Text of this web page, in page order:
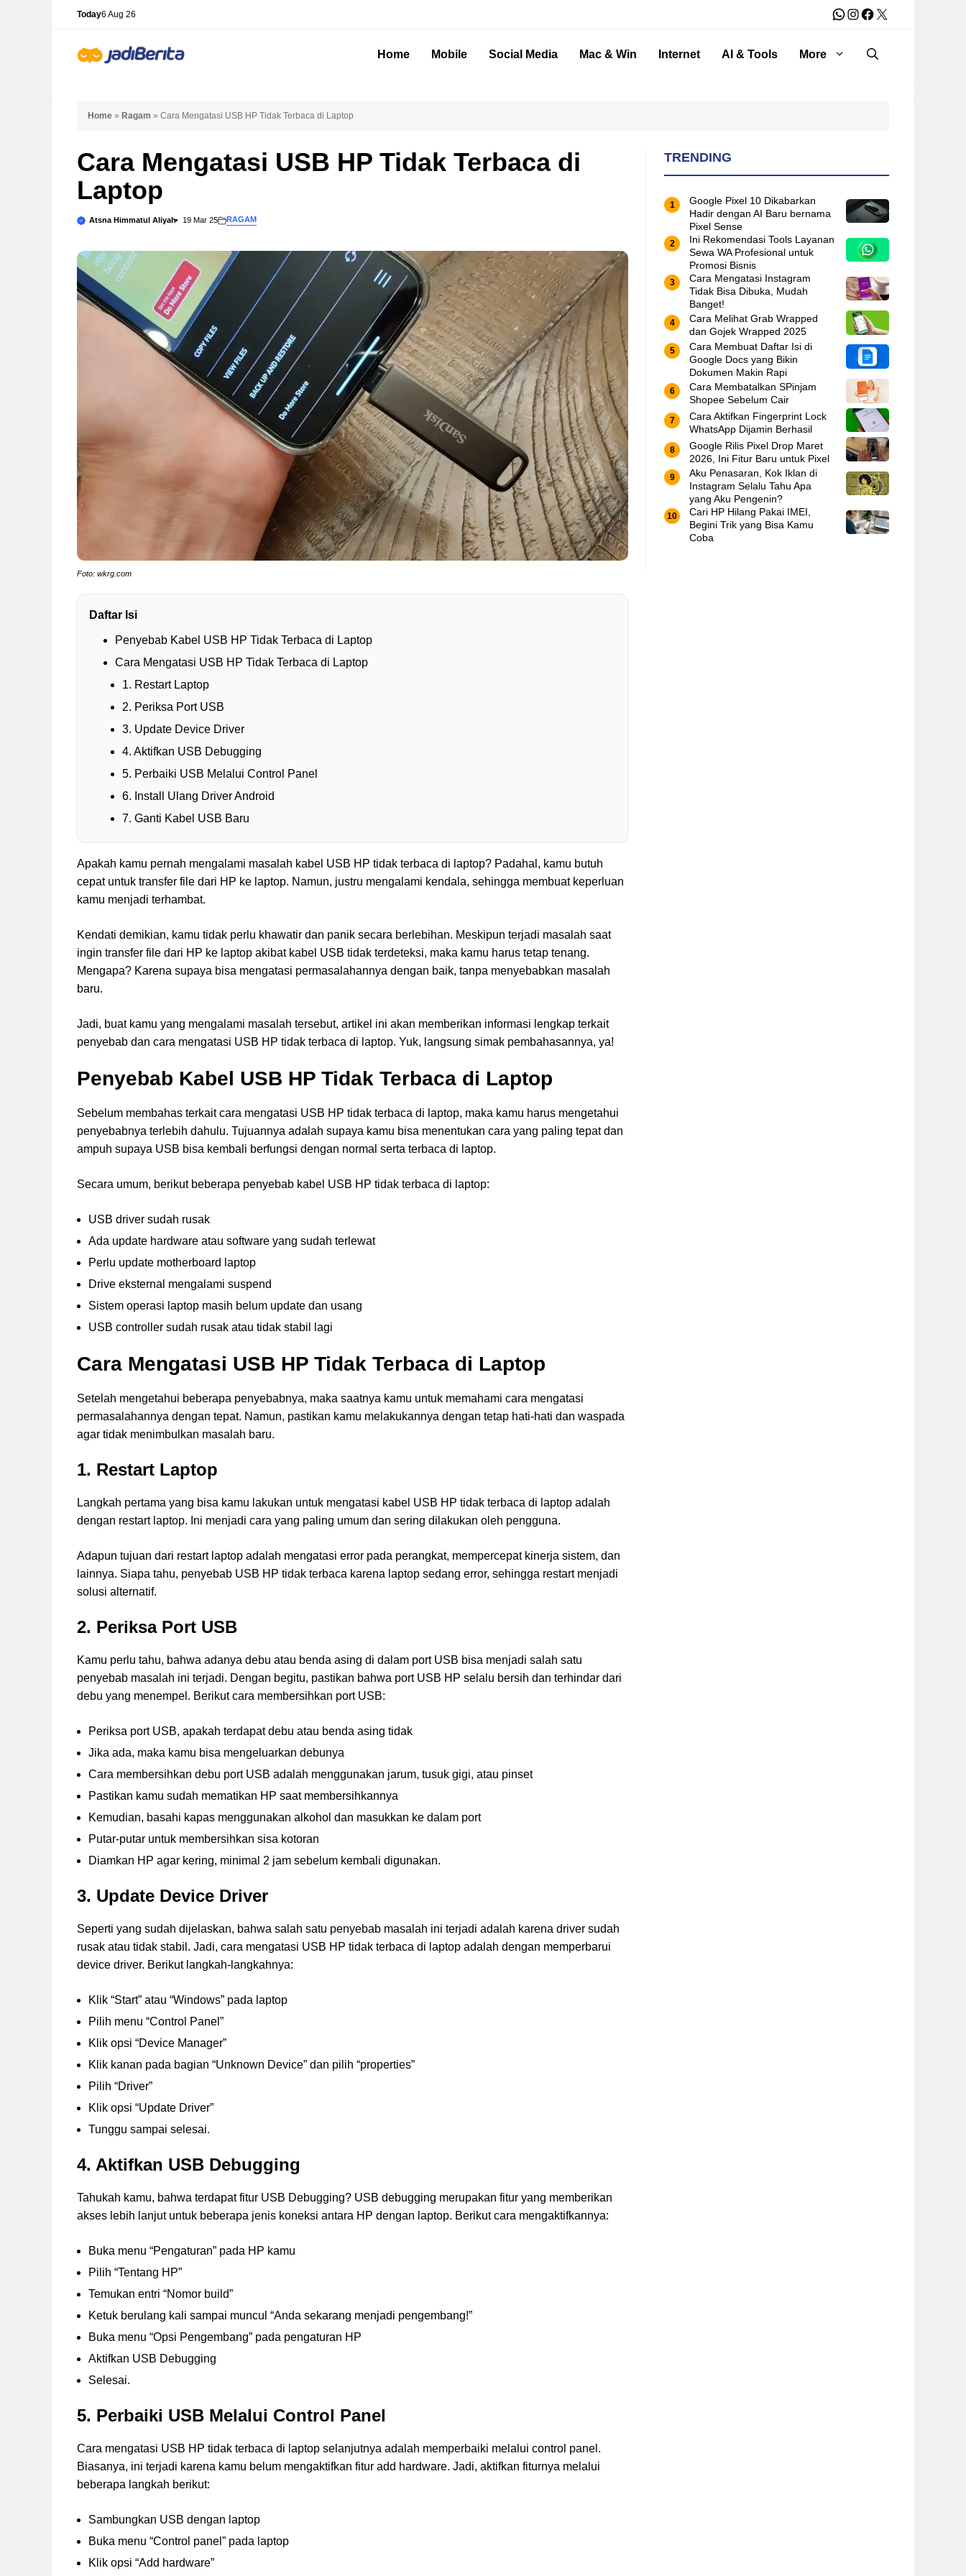
Today6 Aug 26 WhatsApp
Instagram
Facebook
X
Home Mobile Social Media Mac & Win Internet AI & Tools More
Home » Ragam » Cara Mengatasi USB HP Tidak Terbaca di Laptop
Cara Mengatasi USB HP Tidak Terbaca di
Laptop
Atsna Himmatul Aliyah 19 Mar 25 RAGAM
Foto: wkrg.com
Daftar Isi
Penyebab Kabel USB HP Tidak Terbaca di Laptop
Cara Mengatasi USB HP Tidak Terbaca di Laptop
1. Restart Laptop
2. Periksa Port USB
3. Update Device Driver
4. Aktifkan USB Debugging
5. Perbaiki USB Melalui Control Panel
6. Install Ulang Driver Android
7. Ganti Kabel USB Baru
Apakah kamu pernah mengalami masalah kabel USB HP tidak terbaca di laptop? Padahal, kamu butuh
cepat untuk transfer file dari HP ke laptop. Namun, justru mengalami kendala, sehingga membuat keperluan
kamu menjadi terhambat.
Kendati demikian, kamu tidak perlu khawatir dan panik secara berlebihan. Meskipun terjadi masalah saat
ingin transfer file dari HP ke laptop akibat kabel USB tidak terdeteksi, maka kamu harus tetap tenang.
Mengapa? Karena supaya bisa mengatasi permasalahannya dengan baik, tanpa menyebabkan masalah
baru.
Jadi, buat kamu yang mengalami masalah tersebut, artikel ini akan memberikan informasi lengkap terkait
penyebab dan cara mengatasi USB HP tidak terbaca di laptop. Yuk, langsung simak pembahasannya, ya!
Penyebab Kabel USB HP Tidak Terbaca di Laptop
Sebelum membahas terkait cara mengatasi USB HP tidak terbaca di laptop, maka kamu harus mengetahui
penyebabnya terlebih dahulu. Tujuannya adalah supaya kamu bisa menentukan cara yang paling tepat dan
ampuh supaya USB bisa kembali berfungsi dengan normal serta terbaca di laptop.
Secara umum, berikut beberapa penyebab kabel USB HP tidak terbaca di laptop:
USB driver sudah rusak
Ada update hardware atau software yang sudah terlewat
Perlu update motherboard laptop
Drive eksternal mengalami suspend
Sistem operasi laptop masih belum update dan usang
USB controller sudah rusak atau tidak stabil lagi
Cara Mengatasi USB HP Tidak Terbaca di Laptop
Setelah mengetahui beberapa penyebabnya, maka saatnya kamu untuk memahami cara mengatasi
permasalahannya dengan tepat. Namun, pastikan kamu melakukannya dengan tetap hati-hati dan waspada
agar tidak menimbulkan masalah baru.
1. Restart Laptop
Langkah pertama yang bisa kamu lakukan untuk mengatasi kabel USB HP tidak terbaca di laptop adalah
dengan restart laptop. Ini menjadi cara yang paling umum dan sering dilakukan oleh pengguna.
Adapun tujuan dari restart laptop adalah mengatasi error pada perangkat, mempercepat kinerja sistem, dan
lainnya. Siapa tahu, penyebab USB HP tidak terbaca karena laptop sedang error, sehingga restart menjadi
solusi alternatif.
2. Periksa Port USB
Kamu perlu tahu, bahwa adanya debu atau benda asing di dalam port USB bisa menjadi salah satu
penyebab masalah ini terjadi. Dengan begitu, pastikan bahwa port USB HP selalu bersih dan terhindar dari
debu yang menempel. Berikut cara membersihkan port USB:
Periksa port USB, apakah terdapat debu atau benda asing tidak
Jika ada, maka kamu bisa mengeluarkan debunya
Cara membersihkan debu port USB adalah menggunakan jarum, tusuk gigi, atau pinset
Pastikan kamu sudah mematikan HP saat membersihkannya
Kemudian, basahi kapas menggunakan alkohol dan masukkan ke dalam port
Putar-putar untuk membersihkan sisa kotoran
Diamkan HP agar kering, minimal 2 jam sebelum kembali digunakan.
3. Update Device Driver
Seperti yang sudah dijelaskan, bahwa salah satu penyebab masalah ini terjadi adalah karena driver sudah
rusak atau tidak stabil. Jadi, cara mengatasi USB HP tidak terbaca di laptop adalah dengan memperbarui
device driver. Berikut langkah-langkahnya:
Klik “Start” atau “Windows” pada laptop
Pilih menu “Control Panel”
Klik opsi “Device Manager”
Klik kanan pada bagian “Unknown Device” dan pilih “properties”
Pilih “Driver”
Klik opsi “Update Driver”
Tunggu sampai selesai.
4. Aktifkan USB Debugging
Tahukah kamu, bahwa terdapat fitur USB Debugging? USB debugging merupakan fitur yang memberikan
akses lebih lanjut untuk beberapa jenis koneksi antara HP dengan laptop. Berikut cara mengaktifkannya:
Buka menu “Pengaturan” pada HP kamu
Pilih “Tentang HP”
Temukan entri “Nomor build”
Ketuk berulang kali sampai muncul “Anda sekarang menjadi pengembang!”
Buka menu “Opsi Pengembang” pada pengaturan HP
Aktifkan USB Debugging
Selesai.
5. Perbaiki USB Melalui Control Panel
Cara mengatasi USB HP tidak terbaca di laptop selanjutnya adalah memperbaiki melalui control panel.
Biasanya, ini terjadi karena kamu belum mengaktifkan fitur add hardware. Jadi, aktifkan fiturnya melalui
beberapa langkah berikut:
Sambungkan USB dengan laptop
Buka menu “Control panel” pada laptop
Klik opsi “Add hardware”
TRENDING
Google Pixel 10 Dikabarkan
Hadir dengan AI Baru bernama
Pixel Sense
Ini Rekomendasi Tools Layanan
Sewa WA Profesional untuk
Promosi Bisnis
Cara Mengatasi Instagram
Tidak Bisa Dibuka, Mudah
Banget!
Cara Melihat Grab Wrapped
dan Gojek Wrapped 2025
Cara Membuat Daftar Isi di
Google Docs yang Bikin
Dokumen Makin Rapi
Cara Membatalkan SPinjam
Shopee Sebelum Cair
Cara Aktifkan Fingerprint Lock
WhatsApp Dijamin Berhasil
Google Rilis Pixel Drop Maret
2026, Ini Fitur Baru untuk Pixel
Aku Penasaran, Kok Iklan di
Instagram Selalu Tahu Apa
yang Aku Pengenin?
Cari HP Hilang Pakai IMEI,
Begini Trik yang Bisa Kamu
Coba